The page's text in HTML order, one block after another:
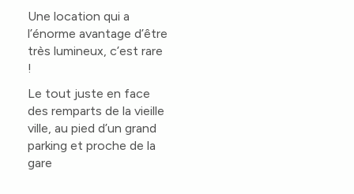
Une location qui a
l’énorme avantage d’être
très lumineux, c’est rare
!
Le tout juste en face
des remparts de la vieille
ville, au pied d’un grand
parking et proche de la
gare